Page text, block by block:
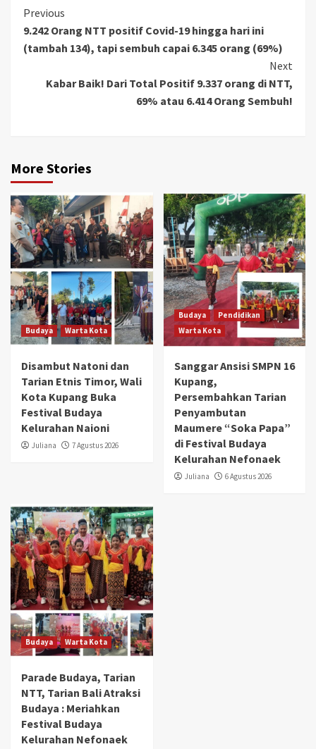
Continue
Reading
Previous
9.242 Orang NTT positif Covid-19 hingga hari ini
(tambah 134), tapi sembuh capai 6.345 orang (69%)
Next
Kabar Baik! Dari Total Positif 9.337 orang di NTT,
69% atau 6.414 Orang Sembuh!
More Stories
Budaya Warta Kota
Disambut Natoni dan
Tarian Etnis Timor, Wali
Kota Kupang Buka
Festival Budaya
Kelurahan Naioni
Juliana 7 Agustus 2026
Budaya
Pendidikan
Warta Kota
Sanggar Ansisi SMPN 16
Kupang,
Persembahkan Tarian
Penyambutan
Maumere “Soka Papa”
di Festival Budaya
Kelurahan Nefonaek
Juliana 6 Agustus 2026
Budaya Warta Kota
Parade Budaya, Tarian
NTT, Tarian Bali Atraksi
Budaya : Meriahkan
Festival Budaya
Kelurahan Nefonaek